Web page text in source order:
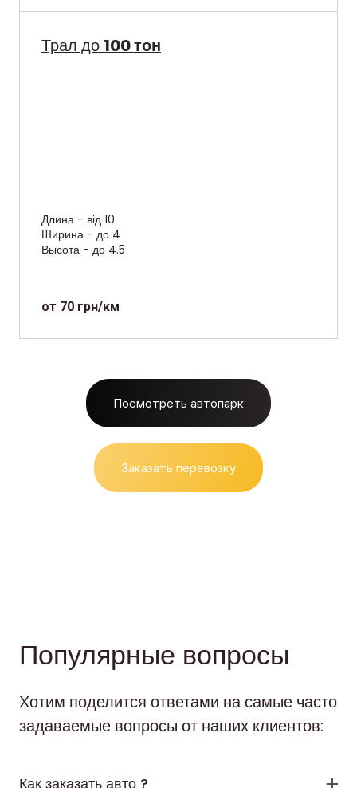
Трал до 100 тон
Длина - від 10
Ширина - до 4
Высота - до 4.5
от 70 грн/км
Посмотреть автопарк
Заказать перевозку
Популярные вопросы
Хотим поделится ответами на самые часто
задаваемые вопросы от наших клиентов:
Как заказать авто ?